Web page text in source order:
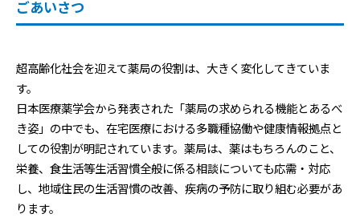
ごあいさつ
超高齢化社会を迎えて薬局の役割は、大きく変化してきていま
す。
日本医療薬学会から発表された「薬局の求められる機能とあるべ
き姿」の中でも、在宅医療における多職種協働や健康情報拠点と
しての役割が明記されています。薬局は、薬はもちろんのこと、
栄養、食生活等生活習慣全般に係る相談についても応需・対応
し、地域住民の生活習慣の改善、疾病の予防に取り組む必要があ
ります。